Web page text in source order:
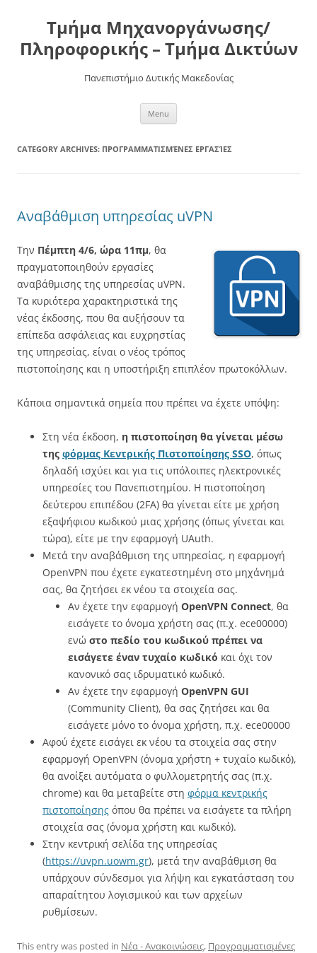
Τμήμα Μηχανοργάνωσης/
Πληροφορικής – Τμήμα Δικτύων
Πανεπιστήμιο Δυτικής Μακεδονίας
Menu
CATEGORY ARCHIVES: ΠΡΟΓΡΑΜΜΑΤΙΣΜΈΝΕΣ ΕΡΓΑΣΊΕΣ
Αναβάθμιση υπηρεσίας uVPN
Την Πέμπτη 4/6, ώρα 11πμ, θα
πραγματοποιηθούν εργασίες
αναβάθμισης της υπηρεσίας uVPN.
Τα κυριότερα χαρακτηριστικά της
νέας έκδοσης, που θα αυξήσουν τα
επίπεδα ασφάλειας και ευχρηστίας
της υπηρεσίας, είναι ο νέος τρόπος
πιστοποίησης και η υποστήριξη επιπλέον πρωτοκόλλων.
Κάποια σημαντικά σημεία που πρέπει να έχετε υπόψη:
Στη νέα έκδοση, η πιστοποίηση θα γίνεται μέσω
της φόρμας Κεντρικής Πιστοποίησης SSO, όπως
δηλαδή ισχύει και για τις υπόλοιπες ηλεκτρονικές
υπηρεσίες του Πανεπιστημίου. Η πιστοποίηση
δεύτερου επιπέδου (2FA) θα γίνεται είτε με χρήση
εξαψήφιου κωδικού μιας χρήσης (όπως γίνεται και
τώρα), είτε με την εφαρμογή UAuth.
Μετά την αναβάθμιση της υπηρεσίας, η εφαρμογή
OpenVPN που έχετε εγκατεστημένη στο μηχάνημά
σας, θα ζητήσει εκ νέου τα στοιχεία σας.
Αν έχετε την εφαρμογή OpenVPN Connect, θα
εισάγετε το όνομα χρήστη σας (π.χ. ece00000)
ενώ στο πεδίο του κωδικού πρέπει να
εισάγετε έναν τυχαίο κωδικό και όχι τον
κανονικό σας ιδρυματικό κωδικό.
Αν έχετε την εφαρμογή OpenVPN GUI
(Community Client), θα σας ζητήσει και θα
εισάγετε μόνο το όνομα χρήστη, π.χ. ece00000
Αφού έχετε εισάγει εκ νέου τα στοιχεία σας στην
εφαρμογή OpenVPN (όνομα χρήστη + τυχαίο κωδικό),
θα ανοίξει αυτόματα ο φυλλομετρητής σας (π.χ.
chrome) και θα μεταβείτε στη φόρμα κεντρικής
πιστοποίησης όπου θα πρέπει να εισάγετε τα πλήρη
στοιχεία σας (όνομα χρήστη και κωδικό).
Στην κεντρική σελίδα της υπηρεσίας
(https://uvpn.uowm.gr), μετά την αναβάθμιση θα
υπάρχουν σύνδεσμοι για λήψη και εγκατάσταση του
απαραίτητου λογισμικού και των αρχείων
ρυθμίσεων.
This entry was posted in Νέα - Ανακοινώσεις, Προγραμματισμένες